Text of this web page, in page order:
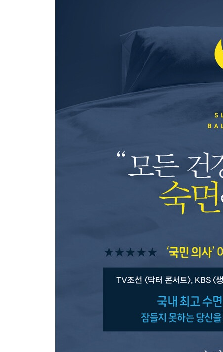
자면서 말하고 움직이는 노인성 잠꼬대
파킨슨병을 일으키는 렘수면 장애
우리 아이에게 야경증과 몽유병이?
우울하고 괴로울 때 나타나는 이갈이
새벽에야 잠이 오는 지연성 수면리듬장애
자도 자도 졸린 기면증
사람마다 생체시계가 다르다
아침형 인간 vs 저녁형 인간
수면제, 잘 쓰면 약 못 쓰면 독
회복 프로젝트 1. 수면 밸런스를 위한 하루 수칙